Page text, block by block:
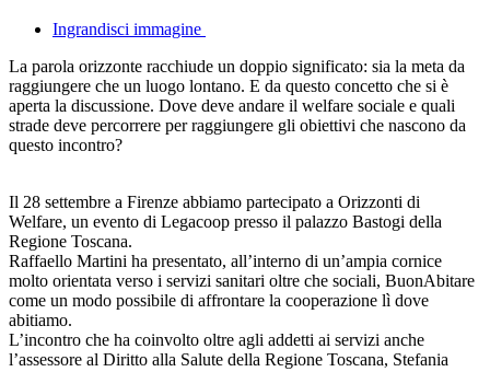
Ingrandisci immagine
La parola orizzonte racchiude un doppio significato: sia la meta da
raggiungere che un luogo lontano. E da questo concetto che si è
aperta la discussione. Dove deve andare il welfare sociale e quali
strade deve percorrere per raggiungere gli obiettivi che nascono da
questo incontro?
Il 28 settembre a Firenze abbiamo partecipato a Orizzonti di
Welfare, un evento di Legacoop presso il palazzo Bastogi della
Regione Toscana.
Raffaello Martini ha presentato, all’interno di un’ampia cornice
molto orientata verso i servizi sanitari oltre che sociali, BuonAbitare
come un modo possibile di affrontare la cooperazione lì dove
abitiamo.
L’incontro che ha coinvolto oltre agli addetti ai servizi anche
l’assessore al Diritto alla Salute della Regione Toscana, Stefania